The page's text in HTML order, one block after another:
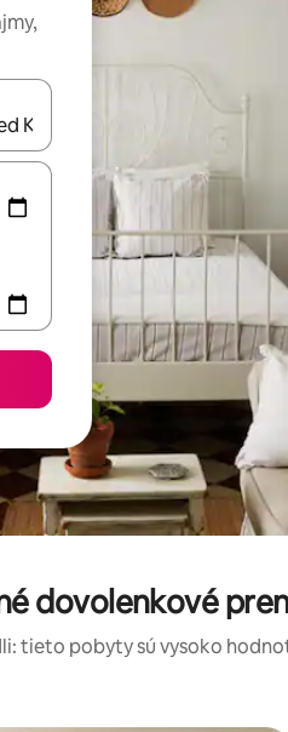
pomocou klávesov so
dovolenkové
tieto pobyty sú vysoko